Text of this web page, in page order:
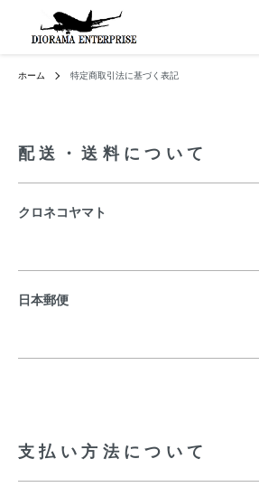
ホーム 特定商取引法に基づく表記
配送・送料について
クロネコヤマト
日本郵便
支払い方法について